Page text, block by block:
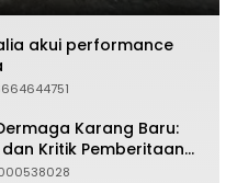
akui performance
Karang Baru:
Kritik Pemberitaan